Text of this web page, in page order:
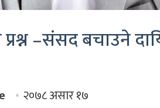
–संसद बचाउने
२०७८ असार १७